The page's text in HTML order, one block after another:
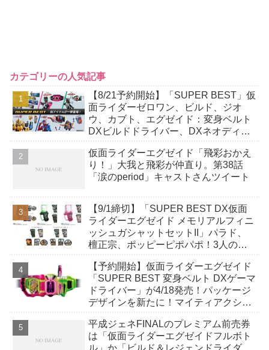
カテゴリーの人気記事
【8/21予約開始】「SUPER BEST」仮
面ライダーゼロワン、ビルド、ジオ
ウ、カブト、エグゼイド：変身ベルト
DXビルドドライバー、DXネオディケ
か12点！
仮面ライダーエグゼイド「飛彩おかえ
り！」大我と飛彩が仲直り。第38話
「涙のperiod」キャストさんツイート
【9/1締切】「SUPER BEST DX仮面
ライダーエグゼイド メモリアルフィニ
ッシュガシャットセットII」パラド、
檀正宗、ポッピーピポパポ！3人の台
【予約開始】仮面ライダーエグゼイド
「SUPER BEST 変身ベルト DXゲーマ
ドライバー」が4/18発売！パッケージ
デザインを新たに！マイティアクショ
平成ジェネFINALのプレミアム前売券
は「仮面ライダーエグゼイドフルボト
ル」か「ビルド＆レジェンドライダ